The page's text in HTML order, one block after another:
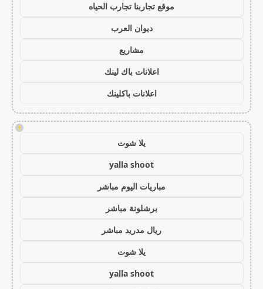
موقع تجاربنا تجارب الحياه
ديوان العرب
مشاريع
اعلانات باك لينك
اعلانات باكلينك
!
يلا شوت
yalla shoot
مباريات اليوم مباشر
برشلونة مباشر
ريال مدريد مباشر
يلا شوت
yalla shoot